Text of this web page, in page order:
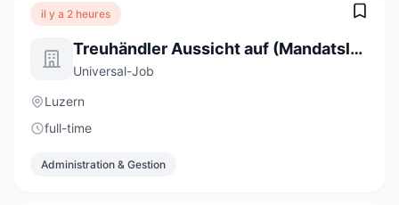
il y a 2 heures
Treuhändler Aussicht auf (Mandatsleitung) 100% (m/w/d)
Universal-Job
Luzern
full-time
Administration & Gestion